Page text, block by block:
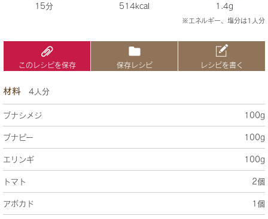
15分
514kcal
1.4g
※エネルギー、塩分は1人分
このレシピを保存 保存レシピ レシピを書く
材料 4人分
ブナシメジ 100g
ブナピー 100g
エリンギ 100g
トマト 2個
アボカド 1個